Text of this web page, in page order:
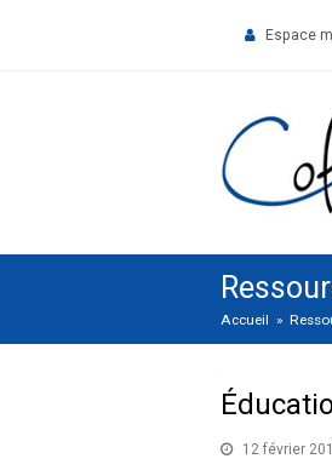
Espace
Accueil »
12 février